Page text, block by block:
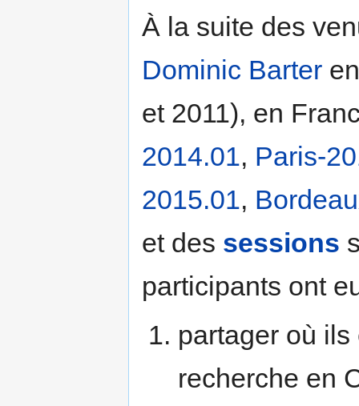
À la suite des
Dominic Barter
et 2011), en
2014.01, Paris-
2015.01,
et des sessions
participants ont
partager où
recherche en